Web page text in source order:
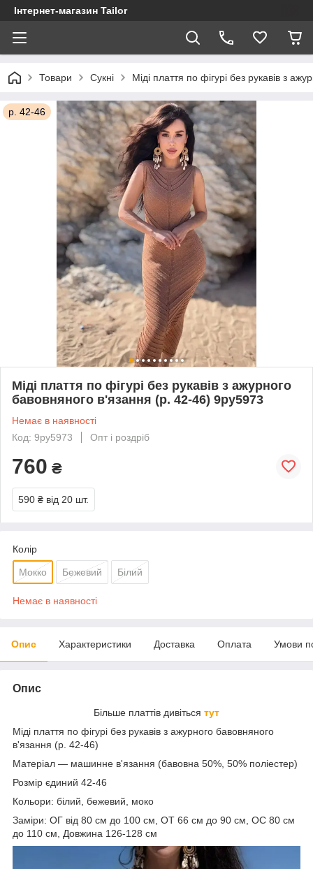
Інтернет-магазин Tailor
Товари Сукні Міді плаття по фігурі без рукавів з
р. 42-46
Міді плаття по фігурі без рукавів з ажурного
бавовняного в'язання (р. 42-46) 9py5973
Немає в наявності
Код: 9py5973
Опт і роздріб
760 ₴
590 ₴ від 20 шт.
Колір
Мокко Бежевий Білий
Немає в наявності
Опис Характеристики Доставка Оплата Умови
Опис
Більше платтів дивіться тут
Міді плаття по фігурі без рукавів з ажурного бавовняного
в'язання (р. 42-46)
Матеріал — машинне в'язання (бавовна 50%, 50% поліестер)
Розмір єдиний 42-46
Кольори: білий, бежевий, моко
Заміри: ОГ від 80 см до 100 см, ОТ 66 см до 90 см, ОС 80 см
до 110 см, Довжина 126-128 см